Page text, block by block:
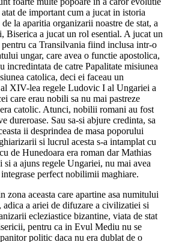
de important cum a jucat in istoria
la aparitia organizarii noastre de stat, a
Biserica a jucat un rol esential. A jucat un
ca Transilvania fiind inclusa intr-o
ungar, care avea o functie apostolica,
incredintata de catre Papalitate misiunea
catolica, deci ei faceau un
XIV-lea regele Ludovic I al Ungariei a
care erau nobili sa nu mai pastreze
catolic. Atunci, nobilii romani au fost
dureroase. Sau sa-si abjure credinta, sa
ii desprindea de masa poporului
si lucrul acesta s-a intamplat cu
de Hunedoara era roman dar Mathias
a ajuns regele Ungariei, nu mai avea
perfect nobilimii maghiare.
zona aceasta care apartine asa numitului
a ariei de difuzare a civilizatiei si
ecleziastice bizantine, viata de stat
pentru ca in Evul Mediu nu se
politic daca nu era dublat de o